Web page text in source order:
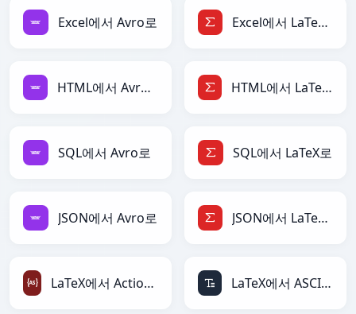
Excel에서 Avro로 Excel에서 LaTeX로
HTML에서 Avro로 HTML에서 LaTeX로
SQL에서 Avro로 SQL에서 LaTeX로
JSON에서 Avro로 JSON에서 LaTeX로
LaTeX에서 ActionScript로 LaTeX에서 ASCII로